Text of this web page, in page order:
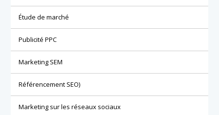
Étude de marché
Publicité PPC
Marketing SEM
Référencement SEO)
Marketing sur les réseaux sociaux